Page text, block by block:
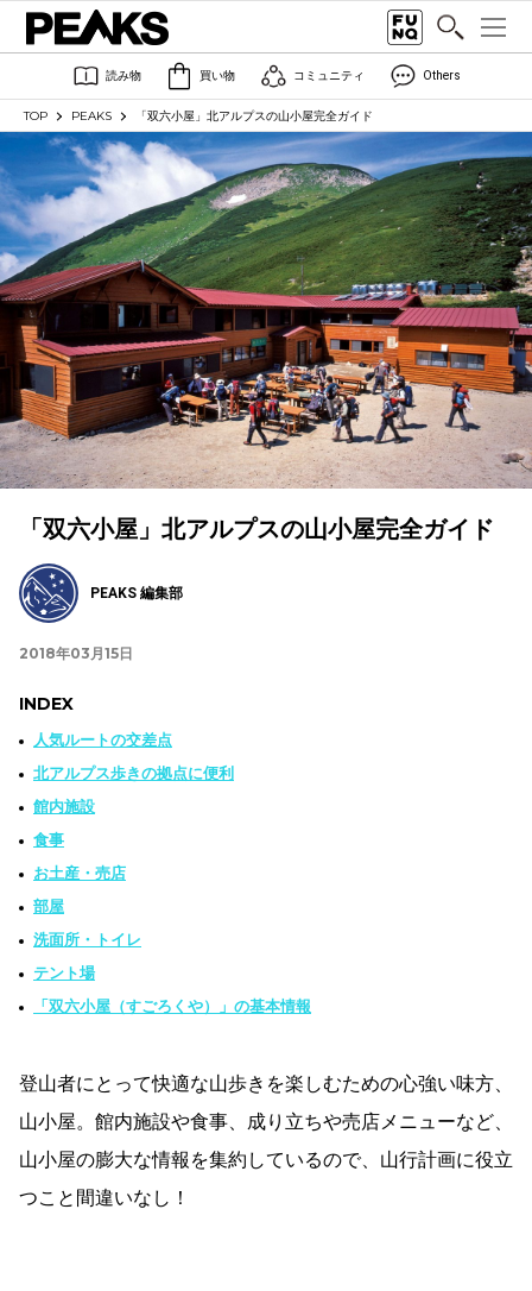
読み物 買い物 コミュニティ Others
TOP PEAKS 「双六小屋」北アルプスの山小屋完全ガイド
「双六小屋」北アルプスの山小屋完全ガイド
PEAKS 編集部
2018年03月15日
INDEX
人気ルートの交差点
北アルプス歩きの拠点に便利
館内施設
食事
お土産・売店
部屋
洗面所・トイレ
テント場
「双六小屋（すごろくや）」の基本情報
登山者にとって快適な山歩きを楽しむための心強い味方、
山小屋。館内施設や食事、成り立ちや売店メニューなど、
山小屋の膨大な情報を集約しているので、山行計画に役立
つこと間違いなし！